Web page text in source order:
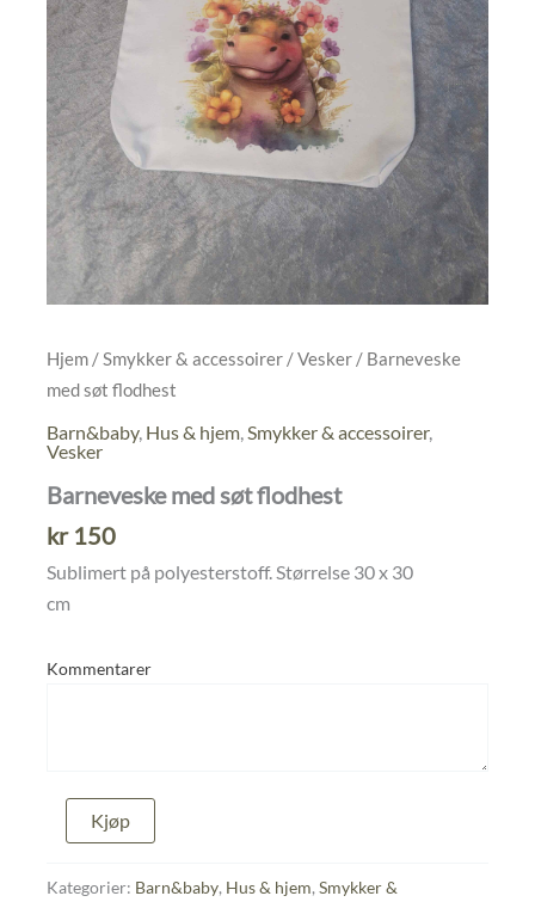
Hjem /Smykker & accessoirer /Vesker / Barneveske
med søt flodhest
Barn&baby, Hus & hjem,Smykker & accessoirer,
Vesker
Barneveske med søt flodhest
kr150
Sublimert på polyesterstoff. Størrelse 30 x 30
cm
Kommentarer
Barneveske
flodhest
Kjøp
Kategorier: Barn&baby, Hus & hjem, Smykker &